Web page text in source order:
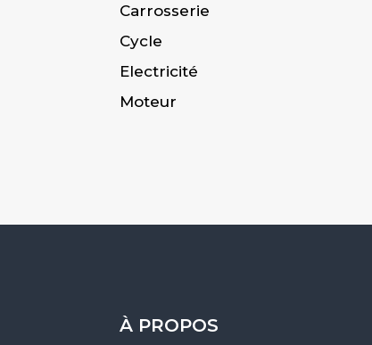
Carrosserie
Cycle
Electricité
Moteur
À PROPOS